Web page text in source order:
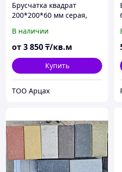
Брусчатка квадрат
200*200*60 мм серая,
В наличии
от3 850₸/кв.м
Купить
ТОО Арцах